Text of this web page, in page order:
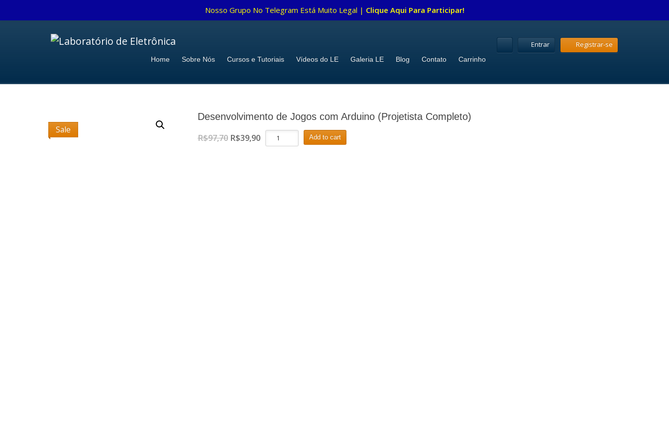
Entrar Registrar-se
Home Sobre Nós Cursos e Tutoriais Vídeos do LE Galeria LE Blog Contato Carrinho
Sale
Desenvolvimento de Jogos com Arduino (Projetista Completo)
R$97,70 R$39,90 Desenvolvimento
de
Add to cart
Nosso Grupo No Telegram Está Muito Legal | Clique Aqui Para Participar!